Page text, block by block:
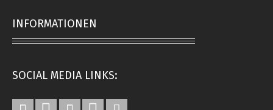
INFORMATIONEN
SOCIAL MEDIA LINKS: